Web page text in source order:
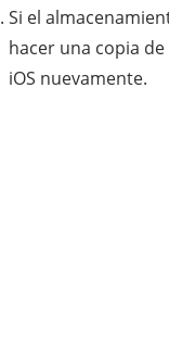
Si el
hacer una copia
iOS nuevamente.